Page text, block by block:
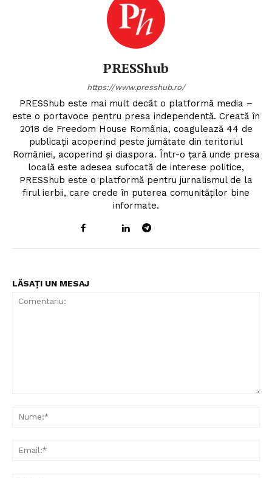
PRESShub
https://www.presshub.ro/
PRESShub este mai mult decât o platformă media –
este o portavoce pentru presa independentă. Creată în
2018 de Freedom House România, coagulează 44 de
publicații acoperind peste jumătate din teritoriul
României, acoperind și diaspora. Într-o țară unde presa
locală este adesea sufocată de interese politice,
PRESShub este o platformă pentru jurnalismul de la
firul ierbii, care crede în puterea comunităților bine
informate.
LĂSAȚI UN MESAJ